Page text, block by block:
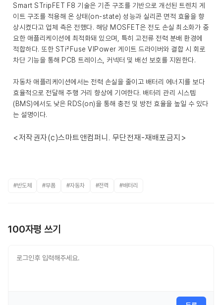
Smart STripFET F8 기술은 기존 구조를 기반으로 개선된 트렌치 게
이트 구조를 적용해 온 상태(on-state) 성능과 실리콘 면적 효율을 향
상시켰다고 업체 측은 전했다. 해당 MOSFET은 전도 손실 최소화가 중
요한 애플리케이션에 최적화돼 있으며, 특히 고전류 전력 분배 환경에
적합하다. 또한 STi²Fuse VIPower 게이트 드라이버와 결합 시 회로
차단 기능을 통해 PCB 트레이스, 커넥터 및 배선 보호를 지원한다.
자동차 애플리케이션에서는 전력 손실을 줄이고 배터리 에너지를 보다
효율적으로 전달해 주행 거리 향상에 기여한다. 배터리 관리 시스템
(BMS)에서도 낮은 RDS(on)을 통해 충전 및 방전 효율을 높일 수 있다
는 설명이다.
<저작권자(c)스마트앤컴퍼니. 무단전재-재배포금지>
#반도체 #부품 #자동차 #전력 #배터리
100자평 쓰기